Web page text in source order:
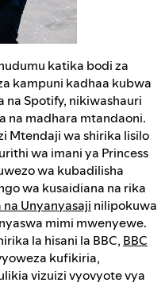
katika bodi za
kampuni kadhaa kubwa
na Spotify, nikiwashauri
na madhara mtandaoni.
Mtendaji wa shirika lisilo
wa imani ya Princess
wa kubadilisha
wa kusaidiana na rika
Unyanyasaji nilipokuwa
mimi mwenyewe.
la hisani la BBC, BBC
kufikiria,
vizuizi vyovyote vya